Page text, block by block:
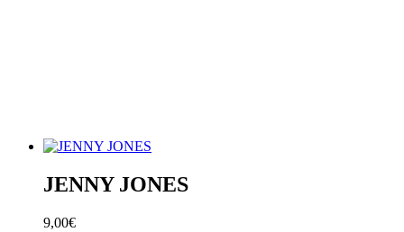
JENNY JONES
9,00€